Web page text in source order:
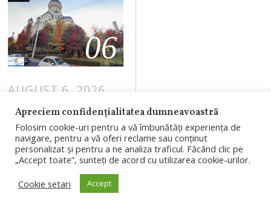
06
AUGUST 6, 2026
Se taie arbori
din jurul
Catedralei
Mitropolitane
din Cluj.
Apreciem confidențialitatea dumneavoastră
Folosim cookie-uri pentru a vă îmbunătăți experiența de
navigare, pentru a vă oferi reclame sau conținut
personalizat și pentru a ne analiza traficul. Făcând clic pe
„Accept toate”, sunteți de acord cu utilizarea cookie-urilor.
Cookie setari
Accept